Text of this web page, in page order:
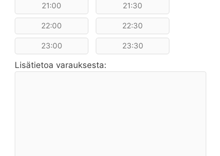
21:00 21:30
22:00 22:30
23:00 23:30
Lisätietoa varauksesta: